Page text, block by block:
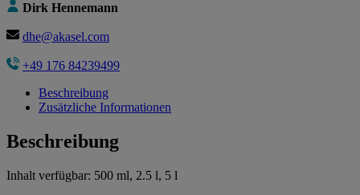
Dirk Hennemann
dhe@akasel.com
+49 176 84239499
Beschreibung
Zusätzliche Informationen
Beschreibung
Inhalt verfügbar: 500 ml, 2.5 l, 5 l